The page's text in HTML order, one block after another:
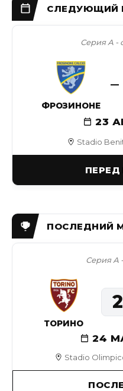
Stadio
Серия А -
ФРОЗИНОНЕ
23
Stadio
Серия А
24
ТОРИНО
2